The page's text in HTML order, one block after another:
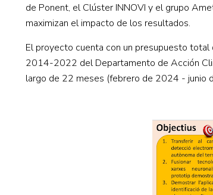
de Ponent, el Clúster INNOVI y el grupo
maximizan el impacto de los resultados.
El proyecto cuenta con un presupuesto
2014-2022 del Departamento de Acción
largo de 22 meses (febrero de 2024 - junio